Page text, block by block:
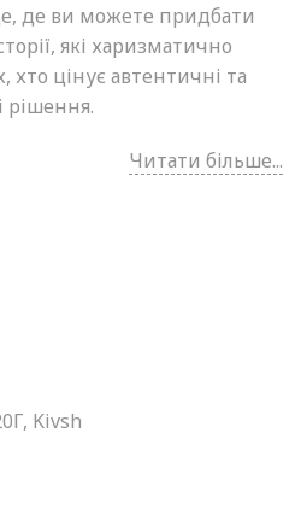
де ви можете придбати
які харизматично
хто цінує автентичні та
рішення.
Читати більше...
Kivsh